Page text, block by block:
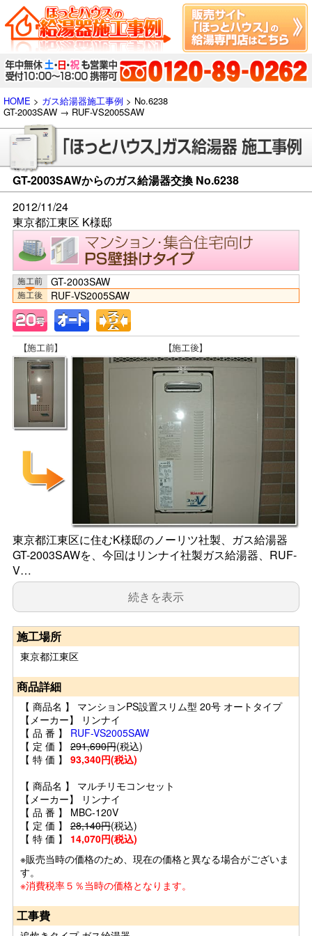
HOME > ガス給湯器施工事例 > No.6238
GT-2003SAW → RUF-VS2005SAW
GT-2003SAWからのガス給湯器交換 No.6238
2012/11/24
東京都江東区 K様邸
GT-2003SAW
RUF-VS2005SAW
東京都江東区に住むK様邸のノーリツ社製、ガス給湯器
GT-2003SAWを、今回はリンナイ社製ガス給湯器、RUF-
V…
続きを表示
施工場所
東京都江東区
商品詳細
【 商品名 】 マンションPS設置スリム型 20号 オートタイプ
【メーカー】 リンナイ
【 品 番 】 RUF-VS2005SAW
【 定 価 】 291,690円(税込)
【 特 価 】 93,340円(税込)
【 商品名 】 マルチリモコンセット
【メーカー】 リンナイ
【 品 番 】 MBC-120V
【 定 価 】 28,140円(税込)
【 特 価 】 14,070円(税込)
※販売当時の価格のため、現在の価格と異なる場合がございま
す。
※消費税率５％当時の価格となります。
工事費